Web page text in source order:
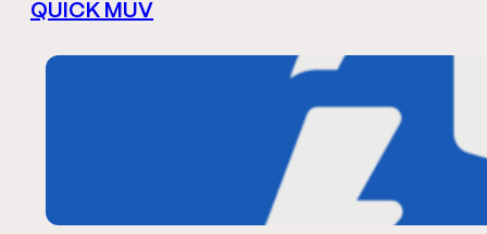
QUICK MUV